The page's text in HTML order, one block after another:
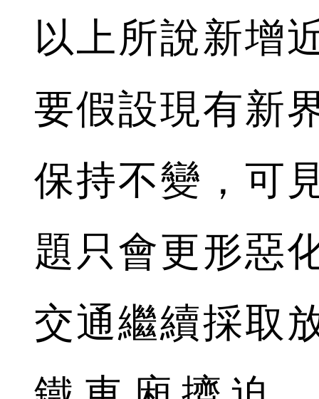
以上所說新增
要假設現有新
保持不變，可
題只會更形惡
交通繼續採取